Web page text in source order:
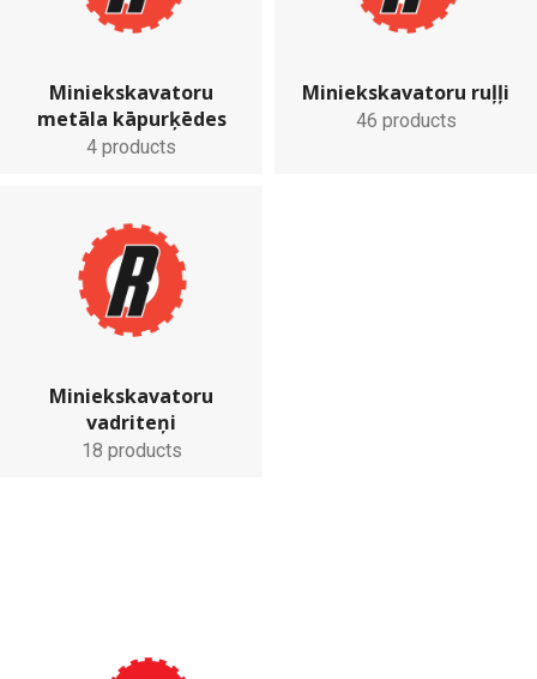
Miniekskavatoru
metāla kāpurķēdes
4 products
Miniekskavatoru ruļļi
46 products
Miniekskavatoru
vadriteņi
18 products